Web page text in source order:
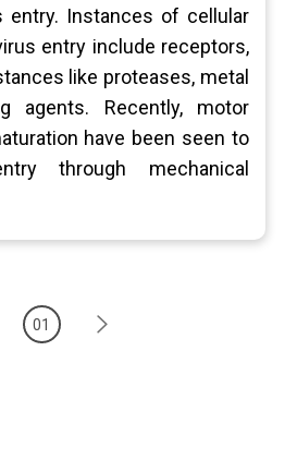
entry. Instances of cellular
entry include receptors,
like proteases, metal
agents. Recently, motor
have been seen to
through mechanical
01